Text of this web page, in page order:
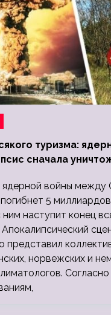
туризма:
сначала
ядерной войны
5
наступит конец
представил
норвежских и
Согласно